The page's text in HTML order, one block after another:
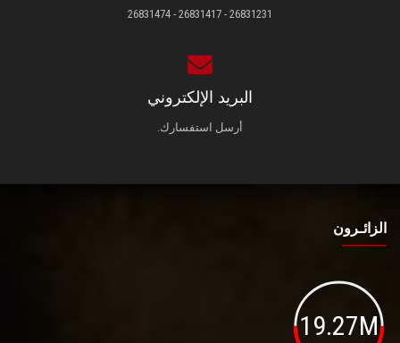
26831231 - 26831417 - 26831474
البريد الإلكتروني
أرسل استفسارك.
الزائـرون
19.27M